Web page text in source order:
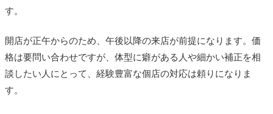
す。
開店が正午からのため、午後以降の来店が前提になります。価
格は要問い合わせですが、体型に癖がある人や細かい補正を相
談したい人にとって、経験豊富な個店の対応は頼りになりま
す。